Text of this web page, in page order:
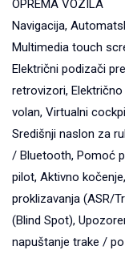
OPREMA VOZILA
Navigacija,
Multimedia touch
Električni podizači
retrovizori, Električno
volan, Virtualni
Središnji naslon za
/ Bluetooth, Pomoć
pilot, Aktivno
proklizavanja (ASR/
(Blind Spot),
napuštanje trake /